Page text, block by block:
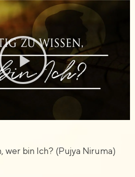
wer bin Ich? (Pujya Niruma)